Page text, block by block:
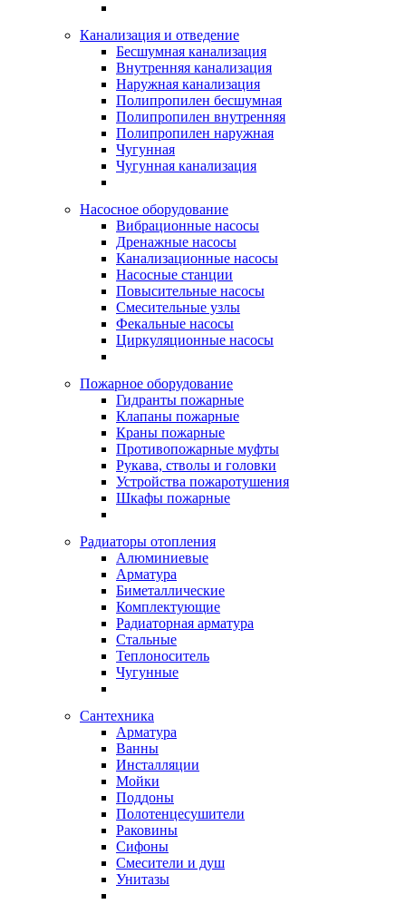
Канализация и отведение
Бесшумная канализация
Внутренняя канализация
Наружная канализация
Полипропилен бесшумная
Полипропилен внутренняя
Полипропилен наружная
Чугунная
Чугунная канализация
Насосное оборудование
Вибрационные насосы
Дренажные насосы
Канализационные насосы
Насосные станции
Повысительные насосы
Смесительные узлы
Фекальные насосы
Циркуляционные насосы
Пожарное оборудование
Гидранты пожарные
Клапаны пожарные
Краны пожарные
Противопожарные муфты
Рукава, стволы и головки
Устройства пожаротушения
Шкафы пожарные
Радиаторы отопления
Алюминиевые
Арматура
Биметаллические
Комплектующие
Радиаторная арматура
Стальные
Теплоноситель
Чугунные
Сантехника
Арматура
Ванны
Инсталляции
Мойки
Поддоны
Полотенцесушители
Раковины
Сифоны
Смесители и душ
Унитазы